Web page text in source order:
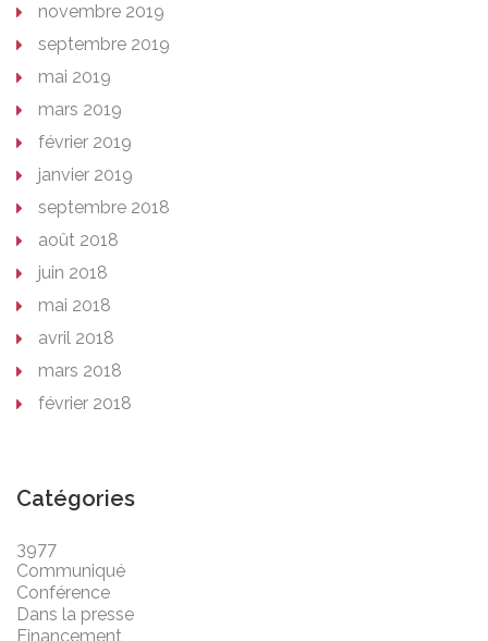
novembre 2019
septembre 2019
mai 2019
mars 2019
février 2019
janvier 2019
septembre 2018
août 2018
juin 2018
mai 2018
avril 2018
mars 2018
février 2018
Catégories
3977
Communiqué
Conférence
Dans la presse
Financement